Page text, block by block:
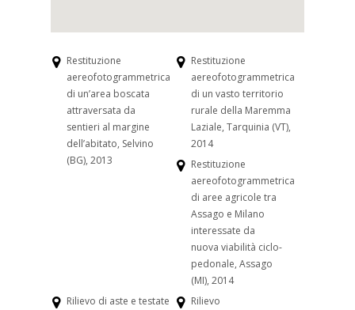
Restituzione
aereofotogrammetrica
di un’area boscata
attraversata da
sentieri al margine
dell’abitato, Selvino
(BG), 2013
Restituzione
aereofotogrammetrica
di un vasto territorio
rurale della Maremma
Laziale, Tarquinia (VT),
2014
Restituzione
aereofotogrammetrica
di aree agricole tra
Assago e Milano
interessate da
nuova viabilità ciclo-
pedonale, Assago
(MI), 2014
Rilievo di aste e testate
Rilievo